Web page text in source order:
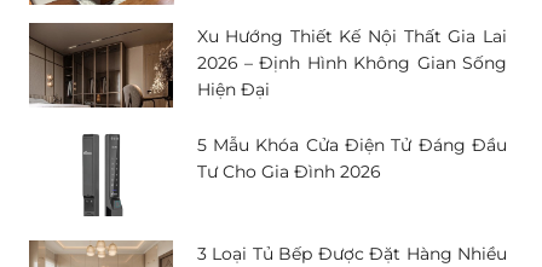
Xu Hướng Thiết Kế Nội Thất Gia Lai
2026 – Định Hình Không Gian Sống
Hiện Đại
5 Mẫu Khóa Cửa Điện Tử Đáng Đầu
Tư Cho Gia Đình 2026
3 Loại Tủ Bếp Được Đặt Hàng Nhiều